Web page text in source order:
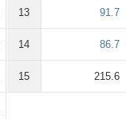
13 91.7
14 86.7
15 215.6